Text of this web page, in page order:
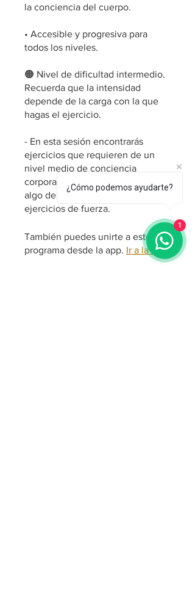
la conciencia del cuerpo.
• Accesible y progresiva para
todos los niveles.
🟠 Nivel de dificultad intermedio.
Recuerda que la intensidad
depende de la carga con la que
hagas el ejercicio.
- En esta sesión encontrarás
ejercicios que requieren de un
nivel medio de conciencia
corporal, control de movimiento y
algo de experiencia haciendo
ejercicios de fuerza.
También puedes unirte a este
programa desde la app. Ir a la app
¿Cómo podemos ayudarte?
1